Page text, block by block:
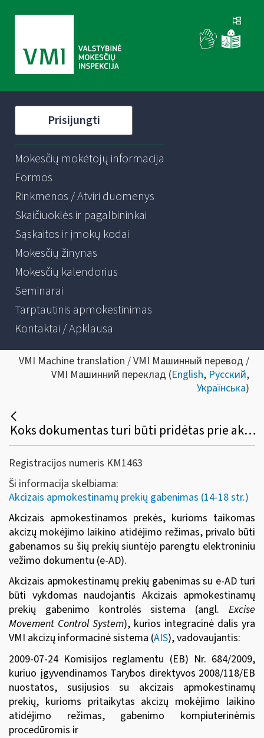
Prisijungti
Mokesčių mokėtojų informacija
Formos
Rinkmenos / Atviri duomenys
Skaičiuoklės ir pagalbininkai
Sąskaitos ir įmokų kodai
Mokesčių žinynas
Mokesčių kalendorius
Seminarai
Tarptautinis apmokestinimas
Kontaktai / Apklausa
VMI Machine translation / VMI Машинный перевод /
VMI Машинний переклад (English, Русский,
Українська)
Koks dokumentas turi būti pridėtas prie akcizais apmokestinamų prekių, gabenamų taikant akcizų mokėjimo laikino atidėjimo režimą?
Registracijos numeris KM1463
Ši informacija skelbiama:
Akcizais apmokestinamų prekių gabenimas (14-18 str.)
Akcizais apmokestinamos prekės, kurioms taikomas
akcizų mokėjimo laikino atidėjimo režimas, privalo būti
gabenamos su šių prekių siuntėjo parengtu elektroniniu
vežimo dokumentu (e-AD).
Akcizais apmokestinamų prekių gabenimas su e-AD turi
būti vykdomas naudojantis Akcizais apmokestinamų
prekių gabenimo kontrolės sistema (angl. Excise
Movement Control System), kurios integracinė dalis yra
VMI akcizų informacinė sistema (AIS), vadovaujantis:
2009-07-24 Komisijos reglamentu (EB) Nr. 684/2009,
kuriuo įgyvendinamos Tarybos direktyvos 2008/118/EB
nuostatos, susijusios su akcizais apmokestinamų
prekių, kurioms pritaikytas akcizų mokėjimo laikino
atidėjimo režimas, gabenimo kompiuterinėmis
procedūromis ir